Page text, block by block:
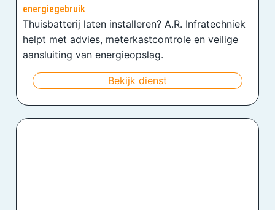
energiegebruik
Thuisbatterij laten installeren? A.R. Infratechniek
helpt met advies, meterkastcontrole en veilige
aansluiting van energieopslag.
Bekijk dienst